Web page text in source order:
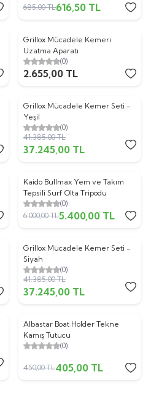
685,00TL616,50 TL
Grillox Mücadele Kemeri
Uzatma Aparatı
(0)
2.655,00 TL
%10
Grillox Mücadele Kemer Seti -
Yeşil
(0)
41.385,00TL
37.245,00 TL
%10
Kaido Bullmax Yem ve Takım
Tepsili Surf Olta Tripodu
(0)
6.000,00TL5.400,00 TL
%10
Grillox Mücadele Kemer Seti -
Siyah
(0)
41.385,00TL
37.245,00 TL
%10
Albastar Boat Holder Tekne
Kamış Tutucu
(0)
450,00TL405,00 TL